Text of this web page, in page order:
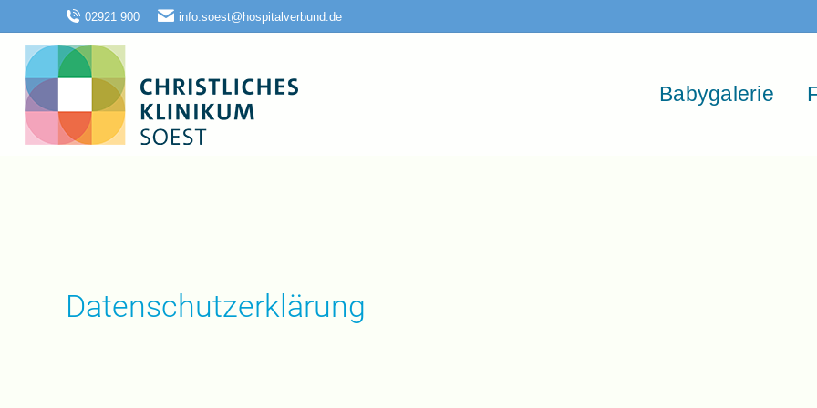
02921 900 info.soest@hospitalverbund.de
Babygalerie
Datenschutzerklärung